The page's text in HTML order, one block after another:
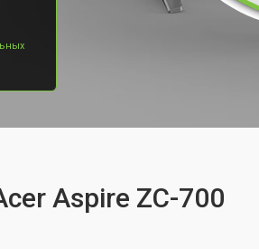
Aspire ZC-700